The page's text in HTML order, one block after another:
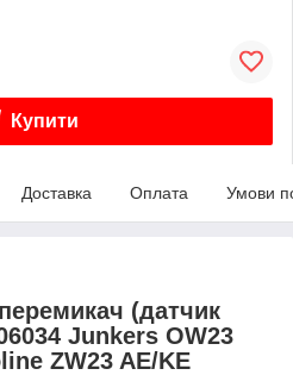
Купити
Доставка Оплата Умови
(датчик
Junkers OW23
ZW23 AE/KE